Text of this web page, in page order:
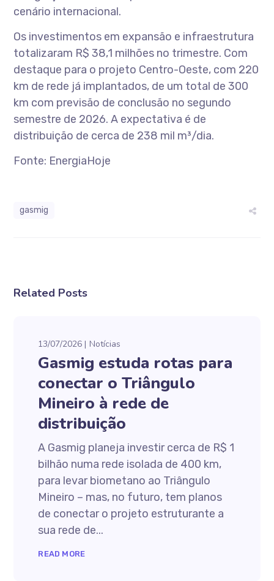
cenário internacional.
Os investimentos em expansão e infraestrutura
totalizaram R$ 38,1 milhões no trimestre. Com
destaque para o projeto Centro-Oeste, com 220
km de rede já implantados, de um total de 300
km com previsão de conclusão no segundo
semestre de 2026. A expectativa é de
distribuição de cerca de 238 mil m³/dia.
Fonte: EnergiaHoje
gasmig
Related Posts
13/07/2026 Notícias
Gasmig estuda rotas para
conectar o Triângulo
Mineiro à rede de
distribuição
A Gasmig planeja investir cerca de R$ 1
bilhão numa rede isolada de 400 km,
para levar biometano ao Triângulo
Mineiro – mas, no futuro, tem planos
de conectar o projeto estruturante a
sua rede de...
READ MORE